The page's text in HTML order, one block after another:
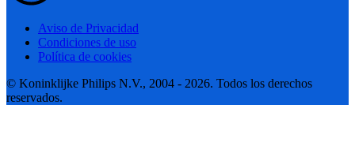
Aviso de Privacidad
Condiciones de uso
Política de cookies
© Koninklijke Philips N.V., 2004 - 2026. Todos los derechos
reservados.